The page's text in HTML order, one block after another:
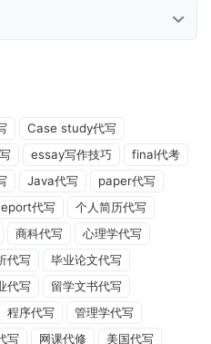
Case study代写
essay写作技巧
final代考
Java代写
paper代写
代写
个人简历代写
商科代写
心理学代写
代写
毕业论文代写
代写
留学文书代写
程序代写
管理学代写
写 网课代修
美国代写